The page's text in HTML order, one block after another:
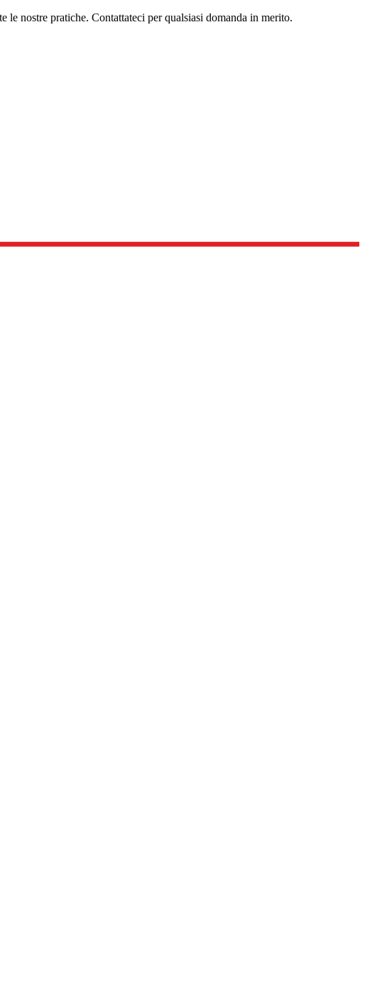
nostre pratiche. Contattateci per qualsiasi domanda in merito.